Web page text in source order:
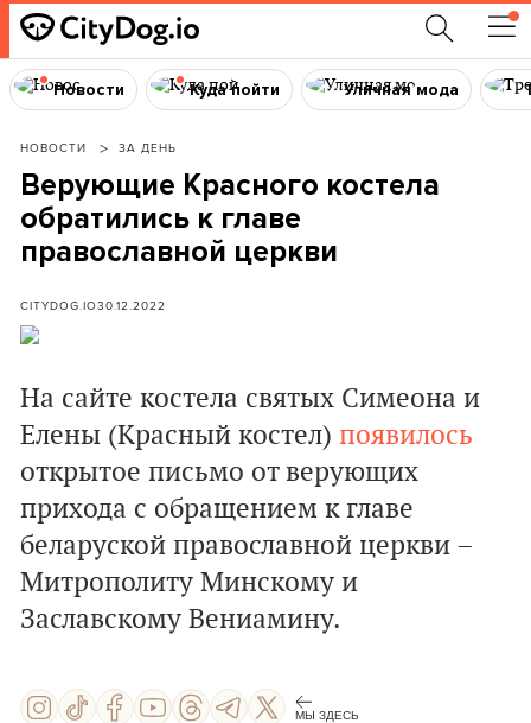
Новости Куда пойти Уличная мода
НОВОСТИ ЗА ДЕНЬ
Верующие Красного костела
обратились к главе
православной церкви
CITYDOG.IO30.12.2022
На сайте костела святых Симеона и
Елены (Красный костел) появилось
открытое письмо от верующих
прихода с обращением к главе
беларуской православной церкви –
Митрополиту Минскому и
Заславскому Вениамину.
МЫ ЗДЕСЬ